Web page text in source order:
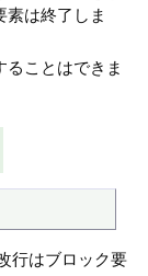
素は終了しま
ることはできま
行はブロック要